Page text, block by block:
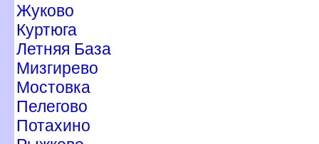
Жуково
Куртюга
Летняя База
Мизгирево
Мостовка
Пелегово
Потахино